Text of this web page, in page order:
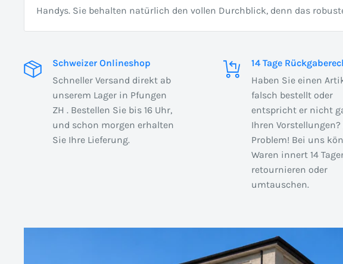
Handys. Sie behalten natürlich den vollen Durchblick, denn das
Schweizer Onlineshop
Schneller Versand direkt ab
unserem Lager in Pfungen
ZH . Bestellen Sie bis 16 Uhr,
und schon morgen erhalten
Sie Ihre Lieferung.
14 Tage
Haben Sie einen
falsch bestellt oder
entspricht er nicht
Ihren Vorstellungen?
Problem! Bei uns
Waren innert 14
retournieren oder
umtauschen.